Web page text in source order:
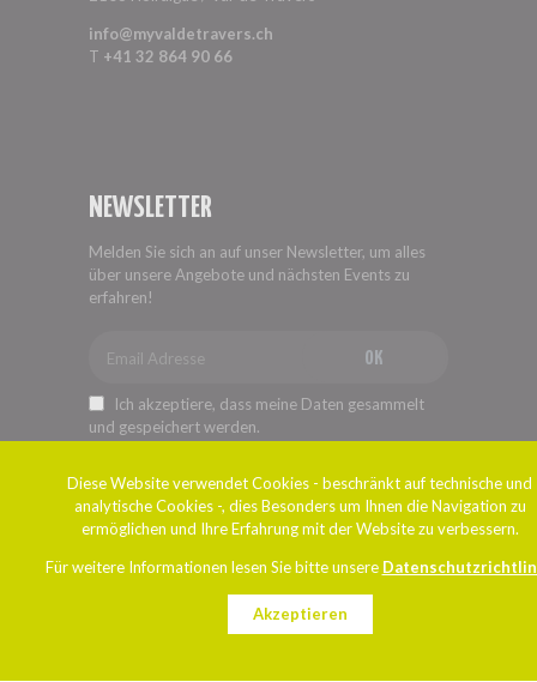
info@myvaldetravers.ch
T +41 32 864 90 66
NEWSLETTER
Melden Sie sich an auf unser Newsletter, um alles
über unsere Angebote und nächsten Events zu
erfahren!
OK
Ich akzeptiere, dass meine Daten gesammelt
und gespeichert werden.
Diese Website verwendet Cookies - beschränkt auf technische und
analytische Cookies -, dies Besonders um Ihnen die Navigation zu
ermöglichen und Ihre Erfahrung mit der Website zu verbessern.
Für weitere Informationen lesen Sie bitte unsere
Akzeptieren